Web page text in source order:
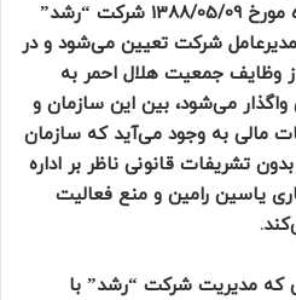
مجمع عمومی فوق‌العاده مورخ 1388/05/09 شرکت “رشد”
شرکت تعیین می‌شود و در
وظایف جمعیت هلال احمر به
می‌شود، بین این سازمان و
مالی به وجود می‌آید که سازمان
تشریفات قانونی ناظر بر اداره
یاسین رامین و منع فعالیت
که مدیریت شرکت “رشد” با